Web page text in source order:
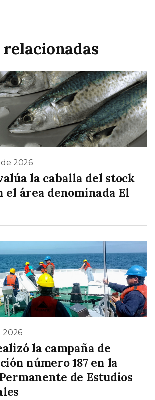
2026
la caballa del stock
el área denominada El
2026
la campaña de
número 187 en la
de Estudios